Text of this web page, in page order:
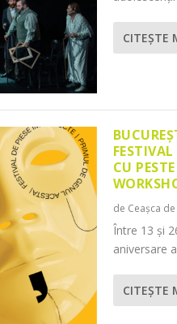
CITEŞTE
CU
de Ceașca
Între 13 și
aniversare
CITEŞTE